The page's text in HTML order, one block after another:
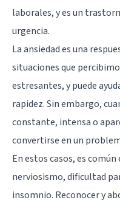
laborales, y es un
urgencia.
La ansiedad es una
situaciones que
estresantes, y puede
rapidez. Sin embargo,
constante, intensa o
convertirse en un
En estos casos, es
nerviosismo, dificultad
insomnio. Reconocer y